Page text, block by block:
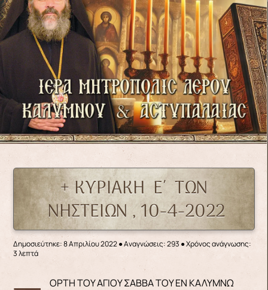
+ ΚΥΡΙΑΚΗ Ε΄ ΤΩΝ
ΝΗΣΤΕΙΩΝ , 10-4-2022
Δημοσιεύτηκε: 8 Απριλίου 2022●Αναγνώσεις: 293 ● Χρόνος ανάγνωσης:
3 λεπτά
ΕΟΡΤΗ ΤΟΥ ΑΓΙΟΥ ΣΑΒΒΑ ΤΟΥ ΕΝ ΚΑΛΥΜΝΩ